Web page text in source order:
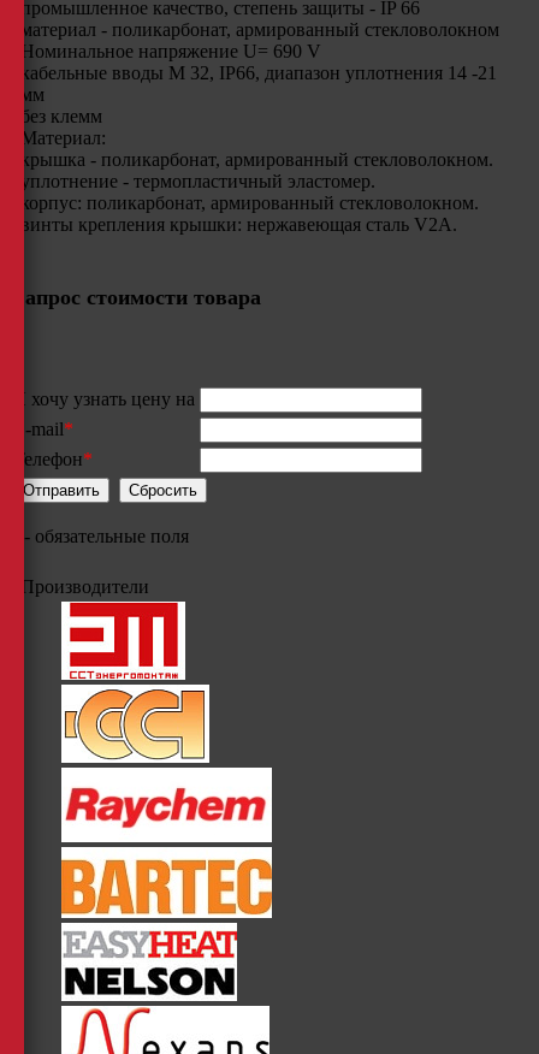
промышленное качество, степень защиты - IP 66
материал - поликарбонат, армированный стекловолокном
Номинальное напряжение U= 690 V
кабельные вводы M 32, IP66, диапазон уплотнения 14 -21
мм
без клемм
Материал:
крышка - поликарбонат, армированный стекловолокном.
уплотнение - термопластичный эластомер.
корпус: поликарбонат, армированный стекловолокном.
винты крепления крышки: нержавеющая сталь V2A.
Запрос стоимости товара
Я хочу узнать цену на
E-mail*
Телефон*
- обязательные поля
Производители